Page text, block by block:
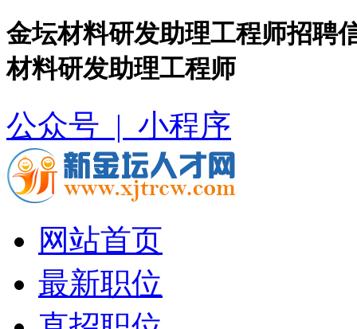
金坛材料研发助理工程师招聘
材料研发助理工程师
公众号 | 小程序
网站首页
最新职位